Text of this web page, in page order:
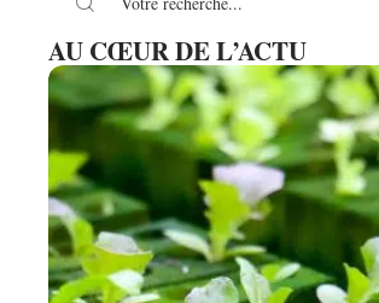
AU CŒUR DE L’ACTU